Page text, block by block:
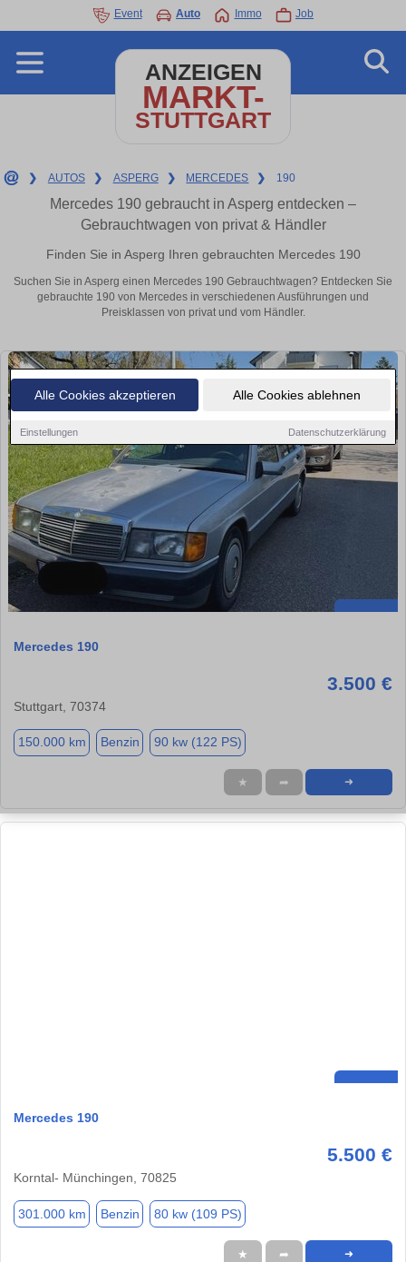
Alle Cookies akzeptieren Alle Cookies ablehnen
Einstellungen Datenschutzerklärung
Event Auto Immo Job
ANZEIGEN
MARKT-
STUTTGART
❯ AUTOS ❯ ASPERG ❯ MERCEDES ❯ 190
Mercedes 190 gebraucht in Asperg entdecken –
Gebrauchtwagen von privat & Händler
Finden Sie in Asperg Ihren gebrauchten Mercedes 190
Suchen Sie in Asperg einen Mercedes 190 Gebrauchtwagen? Entdecken Sie
gebrauchte 190 von Mercedes in verschiedenen Ausführungen und
Preisklassen von privat und vom Händler.
Mercedes 190
3.500 €
Stuttgart, 70374
150.000 km Benzin 90 kw (122 PS)
★ ➦ ➜
Mercedes 190
5.500 €
Korntal- Münchingen, 70825
301.000 km Benzin 80 kw (109 PS)
★ ➦ ➜